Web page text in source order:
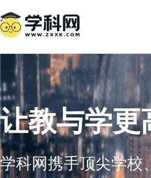
让教与学更
学科网携手顶尖学校